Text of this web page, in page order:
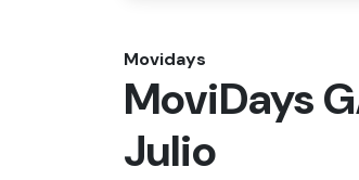
Movidays
MoviDays
Julio